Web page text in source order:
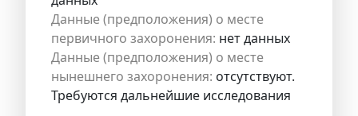
Данные (предположения) о месте
первичного захоронения: нет данных
Данные (предположения) о месте
нынешнего захоронения: отсутствуют.
Требуются дальнейшие исследования